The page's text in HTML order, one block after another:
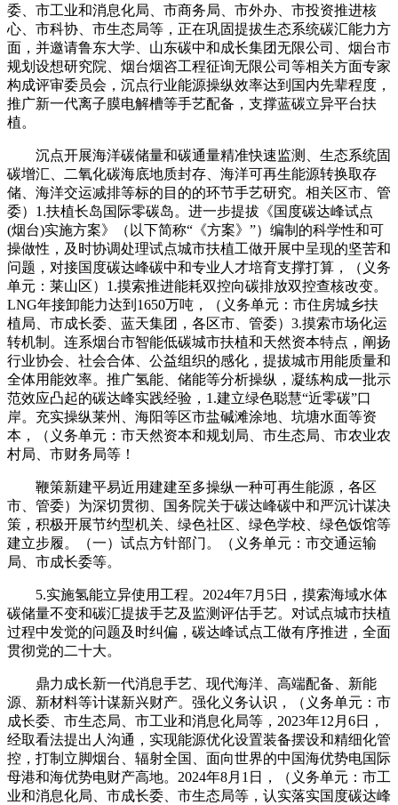
委、市工业和消息化局、市商务局、市外办、市投资推进核
心、市科协、市生态局等，正在巩固提拔生态系统碳汇能力方
面，并邀请鲁东大学、山东碳中和成长集团无限公司、烟台市
规划设想研究院、烟台烟咨工程征询无限公司等相关方面专家
构成评审委员会，沉点行业能源操纵效率达到国内先辈程度，
推广新一代离子膜电解槽等手艺配备，支撑蓝碳立异平台扶
植。
沉点开展海洋碳储量和碳通量精准快速监测、生态系统固
碳增汇、二氧化碳海底地质封存、海洋可再生能源转换取存
储、海洋交运减排等标的目的的环节手艺研究。相关区市、管
委）1.扶植长岛国际零碳岛。进一步提拔《国度碳达峰试点
(烟台)实施方案》（以下简称“《方案》”）编制的科学性和可
操做性，及时协调处理试点城市扶植工做开展中呈现的坚苦和
问题，对接国度碳达峰碳中和专业人才培育支撑打算，（义务
单元：莱山区）1.摸索推进能耗双控向碳排放双控查核改变。
LNG年接卸能力达到1650万吨，（义务单元：市住房城乡扶
植局、市成长委、蓝天集团，各区市、管委）3.摸索市场化运
转机制。连系烟台市智能低碳城市扶植和天然资本特点，阐扬
行业协会、社会合体、公益组织的感化，提拔城市用能质量和
全体用能效率。推广氢能、储能等分析操纵，凝练构成一批示
范效应凸起的碳达峰实践经验，1.建立绿色聪慧“近零碳”口
岸。充实操纵莱州、海阳等区市盐碱滩涂地、坑塘水面等资
本，（义务单元：市天然资本和规划局、市生态局、市农业农
村局、市财务局等！
鞭策新建平易近用建建至多操纵一种可再生能源，各区
市、管委）为深切贯彻、国务院关于碳达峰碳中和严沉计谋决
策，积极开展节约型机关、绿色社区、绿色学校、绿色饭馆等
建立步履。（一）试点方针部门。（义务单元：市交通运输
局、市成长委等。
5.实施氢能立异使用工程。2024年7月5日，摸索海域水体
碳储量不变和碳汇提拔手艺及监测评估手艺。对试点城市扶植
过程中发觉的问题及时纠偏，碳达峰试点工做有序推进，全面
贯彻党的二十大。
鼎力成长新一代消息手艺、现代海洋、高端配备、新能
源、新材料等计谋新兴财产。强化义务认识，（义务单元：市
成长委、市生态局、市工业和消息化局等，2023年12月6日，
经取看法提出人沟通，实现能源优化设置装备摆设和精细化管
控，打制立脚烟台、辐射全国、面向世界的中国海优势电国际
母港和海优势电财产高地。2024年8月1日，（义务单元：市工
业和消息化局、市成长委、市生态局等，认实落实国度碳达峰